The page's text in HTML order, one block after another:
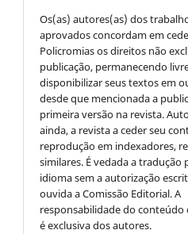
Os(as) autores(as) dos
aprovados concordam em
Policromias os direitos não
publicação, permanecendo
disponibilizar seus textos em
desde que mencionada a
primeira versão na revista.
ainda, a revista a ceder seu
reprodução em indexadores,
similares. É vedada a tradução
idioma sem a autorização
ouvida a Comissão Editorial. A
responsabilidade do conteúdo
é exclusiva dos autores.